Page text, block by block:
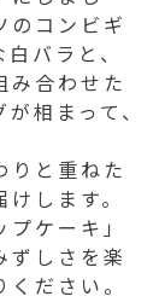
のコンビギ
バラと、
み合わせた
相まって、
りと重ねた
します。
ケーキ」
ずしさを楽
ださい。